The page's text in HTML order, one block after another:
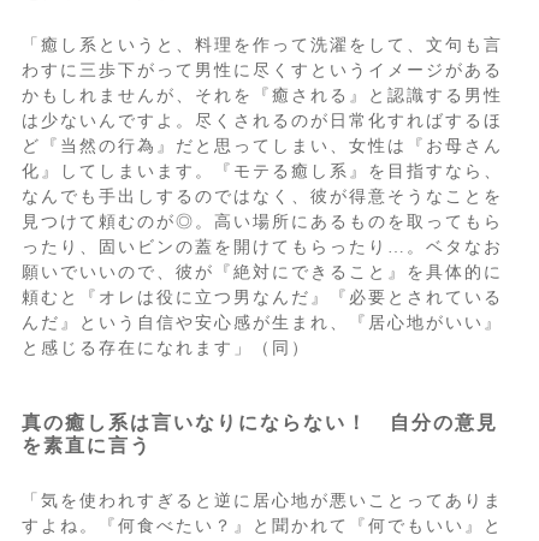
「癒し系というと、料理を作って洗濯をして、文句も言
わすに三歩下がって男性に尽くすというイメージがある
かもしれませんが、それを『癒される』と認識する男性
は少ないんですよ。尽くされるのが日常化すればするほ
ど『当然の行為』だと思ってしまい、女性は『お母さん
化』してしまいます。『モテる癒し系』を目指すなら、
なんでも手出しするのではなく、彼が得意そうなことを
見つけて頼むのが◎。高い場所にあるものを取ってもら
ったり、固いビンの蓋を開けてもらったり…。ベタなお
願いでいいので、彼が『絶対にできること』を具体的に
頼むと『オレは役に立つ男なんだ』『必要とされている
んだ』という自信や安心感が生まれ、『居心地がいい』
と感じる存在になれます」（同）
真の癒し系は言いなりにならない！ 自分の意見
を素直に言う
「気を使われすぎると逆に居心地が悪いことってありま
すよね。『何食べたい？』と聞かれて『何でもいい』と